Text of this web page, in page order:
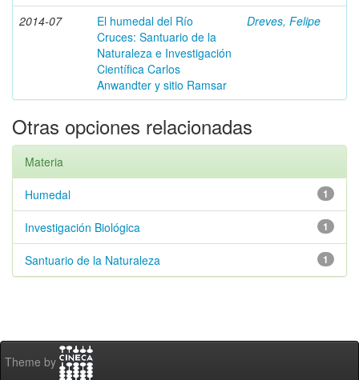
2014-07
El humedal del Río
Cruces: Santuario de la
Naturaleza e Investigación
Científica Carlos
Anwandter y sitio Ramsar
Dreves, Felipe
Otras opciones relacionadas
Materia
1
Humedal
1
Investigación Biológica
1
Santuario de la Naturaleza
Theme by